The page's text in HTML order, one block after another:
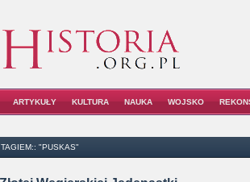
ARTYKUŁY KULTURA NAUKA WOJSKO
"PUSKAS"